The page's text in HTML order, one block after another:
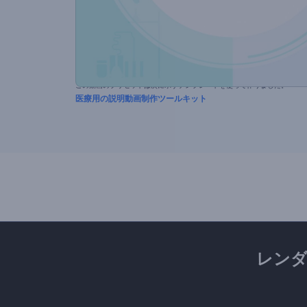
この動画のプリセットは次に示すテンプレートを使って作りました。
医療用の説明動画制作ツールキット
レン